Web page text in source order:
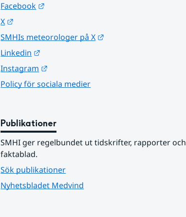
Facebook
X
SMHIs meteorologer på X
Linkedin
Instagram
Policy för sociala medier
Publikationer
SMHI ger regelbundet ut tidskrifter, rapporter och
faktablad.
Sök publikationer
Nyhetsbladet Medvind